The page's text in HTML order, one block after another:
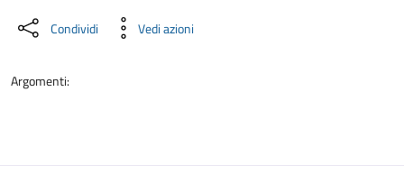
Condividi Vedi azioni
Argomenti: